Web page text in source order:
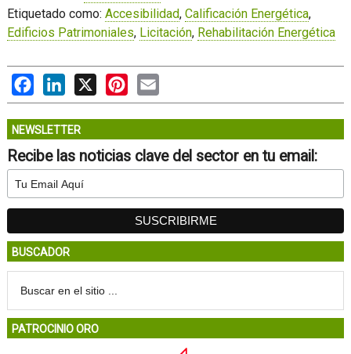
Etiquetado como: Accesibilidad, Calificación Energética,
Edificios Patrimoniales, Licitación, Rehabilitación Energética
FacebookLinkedIn
X PinterestEmail
NEWSLETTER
Recibe las noticias clave del sector en tu email:
BUSCADOR
PATROCINIO ORO